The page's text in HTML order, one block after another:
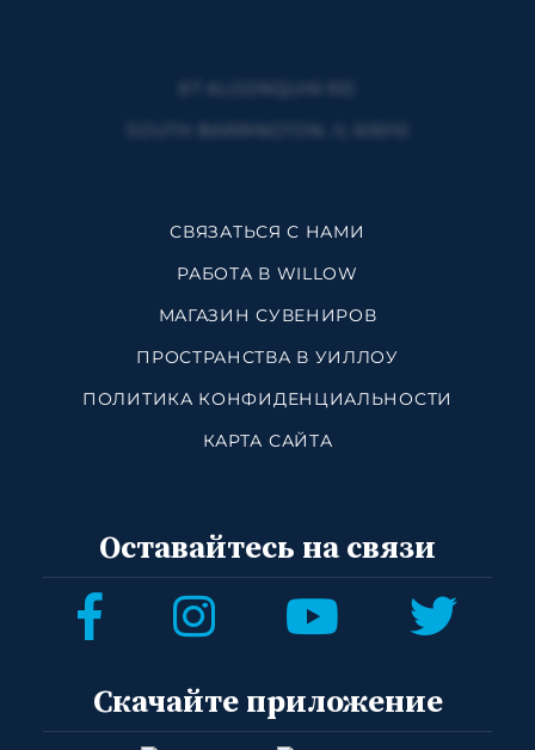
СВЯЗАТЬСЯ С НАМИ
РАБОТА В WILLOW
МАГАЗИН СУВЕНИРОВ
ПРОСТРАНСТВА В УИЛЛОУ
ПОЛИТИКА КОНФИДЕНЦИАЛЬНОСТИ
КАРТА САЙТА
Оставайтесь на связи
Скачайте приложение